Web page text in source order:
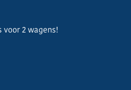
2 wagens!